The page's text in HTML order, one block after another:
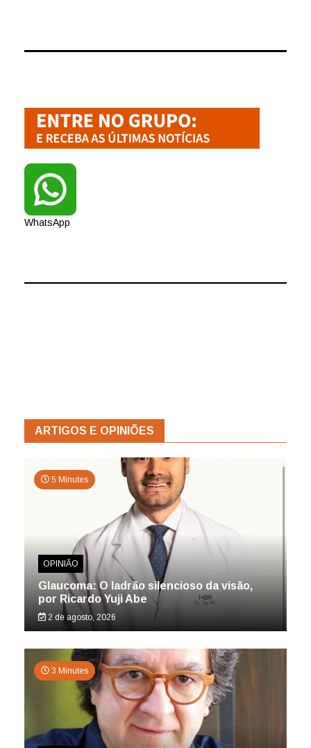
WhatsApp
ARTIGOS E OPINIÕES
5 Minutes
OPINIÃO
Glaucoma: O ladrão silencioso da visão,
por Ricardo Yuji Abe
2 de agosto, 2026
3 Minutes